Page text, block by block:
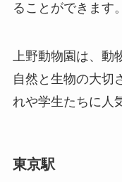
ることができます。
上野動物園は、動
自然と生物の大切
れや学生たちに人
東京駅